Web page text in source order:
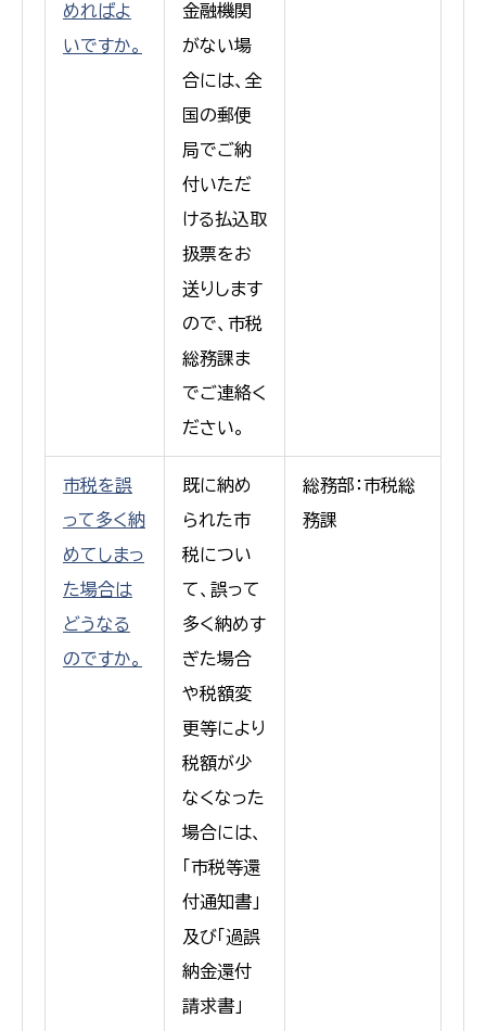
めればよ
いですか。
金融機関
がない場
合には、全
国の郵便
局でご納
付いただ
ける払込取
扱票をお
送りします
ので、市税
総務課ま
でご連絡く
ださい。
市税を誤
って多く納
めてしまっ
た場合は
どうなる
のですか。
既に納め
られた市
税につい
て、誤って
多く納めす
ぎた場合
や税額変
更等により
税額が少
なくなった
場合には、
「市税等還
付通知書」
及び「過誤
納金還付
請求書」
総務部：市税総
務課